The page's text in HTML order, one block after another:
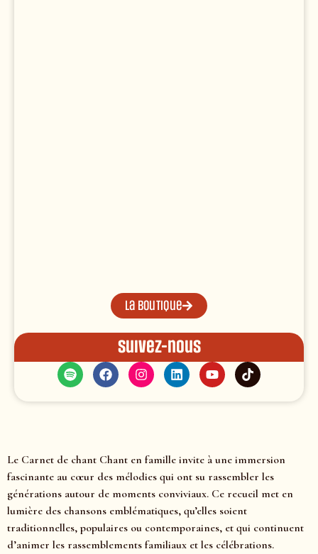
La boutique
Suivez-nous
Le Carnet de chant Chant en famille invite à une immersion
fascinante au cœur des mélodies qui ont su rassembler les
générations autour de moments conviviaux. Ce recueil met en
lumière des chansons emblématiques, qu’elles soient
traditionnelles, populaires ou contemporaines, et qui continuent
d’animer les rassemblements familiaux et les célébrations.